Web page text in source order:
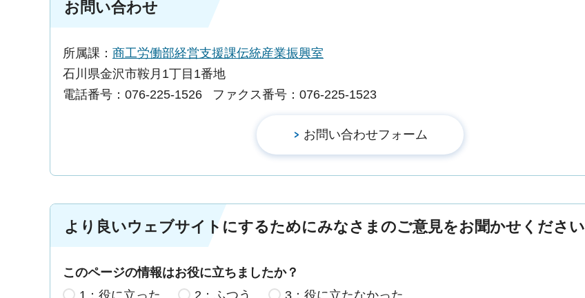
お問い合わせ
所属課： 商工労働部経営支援課伝統産業振興室
石川県金沢市鞍月1丁目1番地
電話番号：076-225-1526
ファクス番号：076-225-1523
より良いウェブサイトにするためにみなさまのご意見をお聞かせください
このページの情報はお役に立ちましたか？